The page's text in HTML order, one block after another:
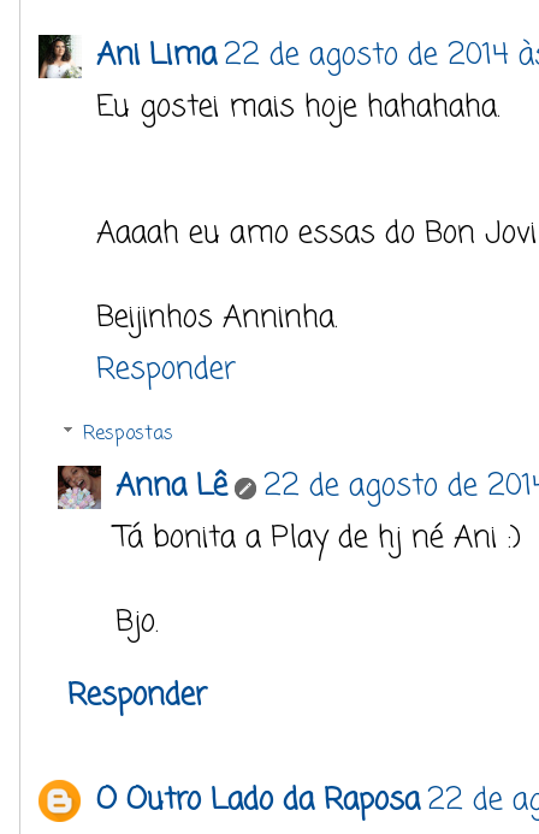
Ani Lima22 de agosto de 2014
Eu gostei mais hoje hahahaha.
Aaaah eu amo essas do Bon
Beijinhos Anninha.
Responder
Respostas
Anna Lê
22 de agosto de
Tá bonita a Play de hj né Ani :)
Bjo.
Responder
O Outro Lado da Raposa22 de